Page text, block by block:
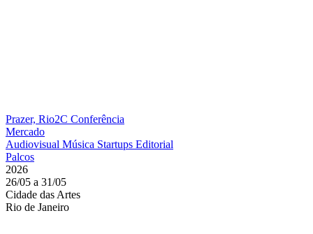
Prazer, Rio2C Conferência
Mercado
Audiovisual Música Startups Editorial
Palcos
2026
26/05 a 31/05
Cidade das Artes
Rio de Janeiro